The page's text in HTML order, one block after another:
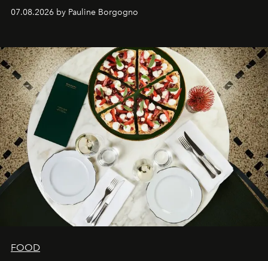
07.08.2026 by Pauline Borgogno
FOOD